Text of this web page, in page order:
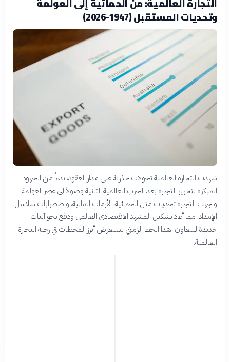
وتحديات المستقبل (1947-2026)
شهدت التجارة العالمية تحولات جذرية على مدار العقود، بدءاً من الجهود
المبكرة لتحرير التجارة بعد الحرب العالمية الثانية وصولاً إلى عصر العولمة.
واجهت التجارة تحديات مثل الحمائية، الأزمات المالية، واضطرابات سلاسل
الإمداد، مما أعاد تشكيل المشهد الاقتصادي العالمي ودفع نحو آليات
جديدة للتعاون. هذا الخط الزمني يستعرض أبرز المحطات في رحلة التجارة
العالمية.